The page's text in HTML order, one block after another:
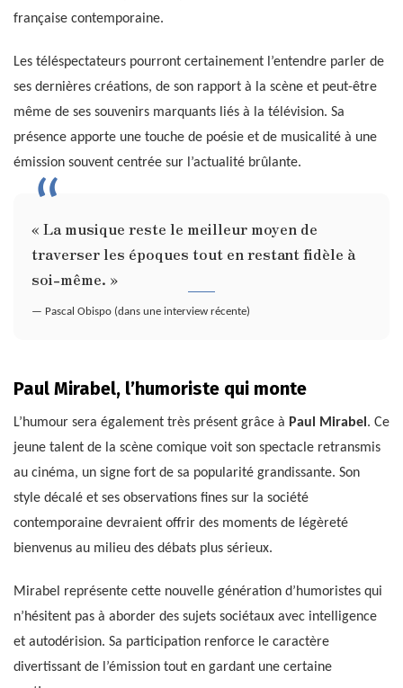
française contemporaine.
Les téléspectateurs pourront certainement l’entendre parler de
ses dernières créations, de son rapport à la scène et peut-être
même de ses souvenirs marquants liés à la télévision. Sa
présence apporte une touche de poésie et de musicalité à une
émission souvent centrée sur l’actualité brûlante.
« La musique reste le meilleur moyen de
traverser les époques tout en restant fidèle à
soi-même. »
— Pascal Obispo (dans une interview récente)
Paul Mirabel, l’humoriste qui monte
L’humour sera également très présent grâce à Paul Mirabel. Ce
jeune talent de la scène comique voit son spectacle retransmis
au cinéma, un signe fort de sa popularité grandissante. Son
style décalé et ses observations fines sur la société
contemporaine devraient offrir des moments de légèreté
bienvenus au milieu des débats plus sérieux.
Mirabel représente cette nouvelle génération d’humoristes qui
n’hésitent pas à aborder des sujets sociétaux avec intelligence
et autodérision. Sa participation renforce le caractère
divertissant de l’émission tout en gardant une certaine